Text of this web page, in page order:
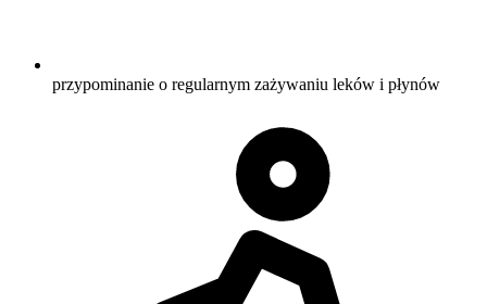
przypominanie o regularnym zażywaniu leków i płynów